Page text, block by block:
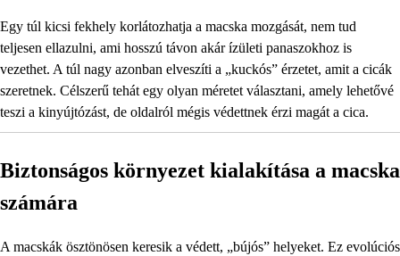
Egy túl kicsi fekhely korlátozhatja a macska mozgását, nem tud
teljesen ellazulni, ami hosszú távon akár ízületi panaszokhoz is
vezethet. A túl nagy azonban elveszíti a „kuckós” érzetet, amit a cicák
szeretnek. Célszerű tehát egy olyan méretet választani, amely lehetővé
teszi a kinyújtózást, de oldalról mégis védettnek érzi magát a cica.
Biztonságos környezet kialakítása a macska
számára
A macskák ösztönösen keresik a védett, „bújós” helyeket. Ez evolúciós